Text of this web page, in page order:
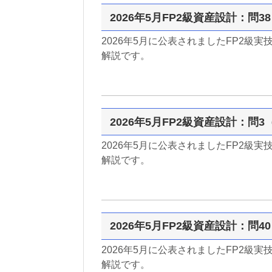
2026年5月FP2級資産設計：問
2026年5月に公表されましたFP2級実
解説です。
2026年5月FP2級資産設計：問3
2026年5月に公表されましたFP2級実
解説です。
2026年5月FP2級資産設計：問
2026年5月に公表されましたFP2級実
解説です。